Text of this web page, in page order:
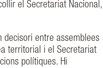
el Secretariat Nacional,
decisori entre assemblees
territorial i el Secretariat
polítiques. Hi